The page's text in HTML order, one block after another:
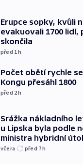
Erupce sopky, kvůli
evakuovali 1700 lidí,
skončila
před 1h
Počet obětí rychle
Kongu přesáhl 1800
před 2h
Srážka nákladního
u Lipska byla podle
ministra hybridní
včera před 7h